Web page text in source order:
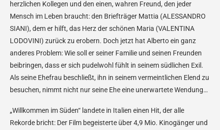
herzlichen Kollegen und den einen, wahren Freund, den jeder
Mensch im Leben braucht: den Briefträger Mattia (ALESSANDRO
SIANI), dem er hilft, das Herz der schönen Maria (VALENTINA
LODOVINI) zurück zu erobern. Doch jetzt hat Alberto ein ganz
anderes Problem: Wie soll er seiner Familie und seinen Freunden
beibringen, dass er sich pudelwohl fühlt in seinem südlichen Exil.
Als seine Ehefrau beschließt, ihn in seinem vermeintlichen Elend zu
besuchen, nimmt nicht nur seine Ehe eine unerwartete Wendung…
„Willkommen im Süden“ landete in Italien einen Hit, der alle
Rekorde bricht: Der Film begeisterte über 4,9 Mio. Kinogänger und